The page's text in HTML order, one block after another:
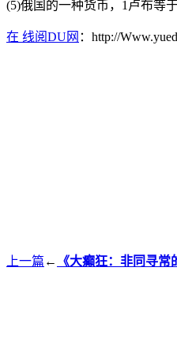
(5)俄国的一种货币，1卢布等
在 线阅DU网 ：http://
上一篇 ← 《大癫狂：非同寻常